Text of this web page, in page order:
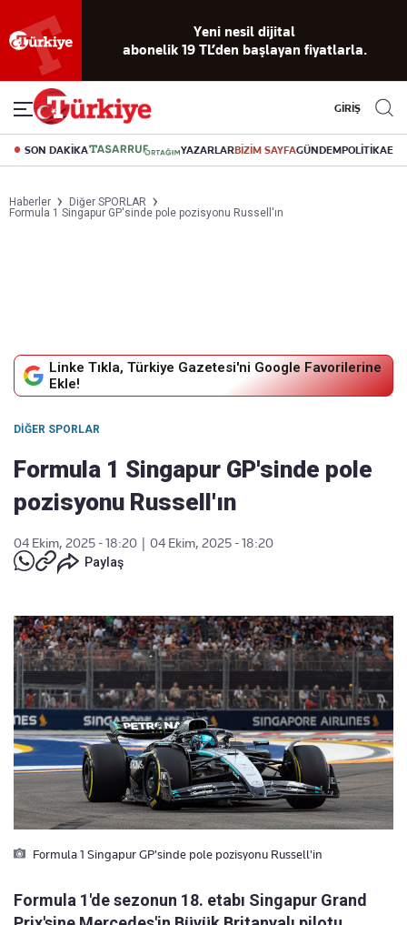
Yeni nesil dijital
abonelik 19 TL’den başlayan fiyatlarla.
GİRİŞ
SON DAKİKA YAZARLARBİZİM SAYFAGÜNDEMPOLİTİKA
Haberler
Diğer SPORLAR
Formula 1 Singapur GP'sinde pole pozisyonu Russell'ın
Linke Tıkla, Türkiye Gazetesi'ni Google Favorilerine
Ekle!
DIĞER SPORLAR
Formula 1 Singapur GP'sinde pole
pozisyonu Russell'ın
04 Ekim, 2025 - 18:20
04 Ekim, 2025 - 18:20
Paylaş
Formula 1 Singapur GP'sinde pole pozisyonu Russell'in
Formula 1'de sezonun 18. etabı Singapur Grand